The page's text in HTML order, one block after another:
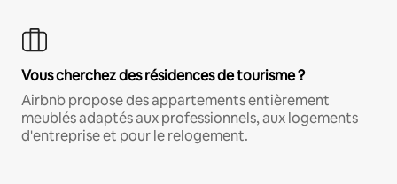
Vous cherchez des résidences de tourisme ?
Airbnb propose des appartements entièrement
meublés adaptés aux professionnels, aux logements
d'entreprise et pour le relogement.